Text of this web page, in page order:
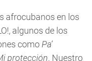
afrocubanos en los
algunos de los
como Pa’
protección. Nuestro